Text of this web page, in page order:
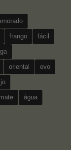
frango fácil
oriental ovo
água